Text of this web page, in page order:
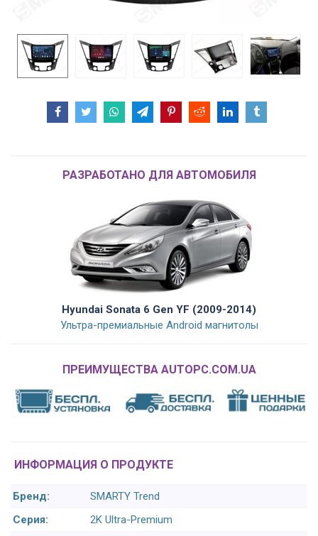
РАЗРАБОТАНО ДЛЯ АВТОМОБИЛЯ
Hyundai Sonata 6 Gen YF (2009-2014)
Ультра-премиальные Android магнитолы
ПРЕИМУЩЕСТВА AUTOPC.COM.UA
ИНФОРМАЦИЯ О ПРОДУКТЕ
Бренд:
SMARTY Trend
Серия:
2K Ultra-Premium